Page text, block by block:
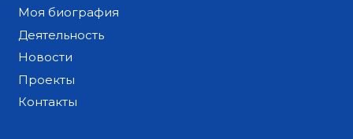
Моя биография
Деятельность
Новости
Проекты
Контакты